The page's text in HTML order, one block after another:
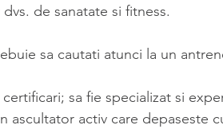
de sanatate si fitness.
sa cautati atunci la un
certificari; sa fie specializat si
ascultator activ care depaseste